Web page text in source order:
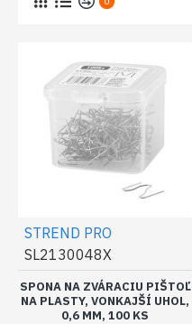
STREND PRO
SL2130048X
SPONA NA ZVÁRACIU PIŠTOĽ
NA PLASTY, VONKAJŠÍ UHOL,
0,6 MM, 100 KS